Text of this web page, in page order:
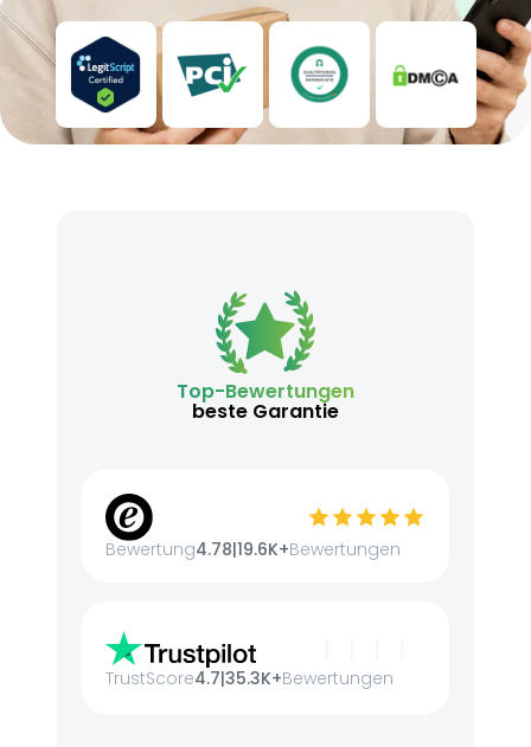
Top-Bewertungen
beste Garantie
Bewertung4.78|19.6K+Bewertungen
TrustScore4.7|35.3K+Bewertungen